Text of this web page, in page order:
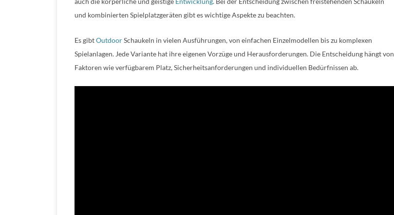
und kombinierten Spielplatzgeräten gibt es wichtige Aspekte zu beachten.
Es gibtOutdoorSchaukeln in vielen Ausführungen, von einfachen Einzelmodellen bis zu komplexen
Spielanlagen. Jede Variante hat ihre eigenen Vorzüge und Herausforderungen. Die Entscheidung hängt von
Faktoren wie verfügbarem Platz, Sicherheitsanforderungen und individuellen Bedürfnissen ab.